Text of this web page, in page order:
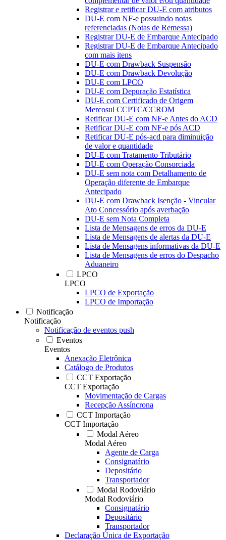
Registrar e retificar DU-E com atributos
DU-E com NF-e possuindo notas
referenciadas (Notas de Remessa)
Registrar DU-E de Embarque Antecipado
Registrar DU-E de Embarque Antecipado
com mais itens
DU-E com Drawback Suspensão
DU-E com Drawback Devolução
DU-E com LPCO
DU-E com Depuração Estatística
DU-E com Certificado de Origem
Mercosul CCPTC/CCROM
Retificar DU-E com NF-e Antes do ACD
Retificar DU-E com NF-e pós ACD
Retificar DU-E pós-acd para diminuição
de valor e quantidade
DU-E com Tratamento Tributário
DU-E com Operação Consorciada
DU-E sem nota com Detalhamento de
Operação diferente de Embarque
Antecipado
DU-E com Drawback Isenção - Vincular
Ato Concessório após averbação
DU-E sem Nota Completa
Lista de Mensagens de erros da DU-E
Lista de Mensagens de alertas da DU-E
Lista de Mensagens informativas da DU-E
Lista de Mensagens de erros do Despacho
Aduaneiro
LPCO
LPCO
LPCO de Exportação
LPCO de Importação
Notificação
Notificação
Notificação de eventos push
Eventos
Eventos
Anexação Eletrônica
Catálogo de Produtos
CCT Exportação
CCT Exportação
Movimentação de Cargas
Recepção Assíncrona
CCT Importação
CCT Importação
Modal Aéreo
Modal Aéreo
Agente de Carga
Consignatário
Depositário
Transportador
Modal Rodoviário
Modal Rodoviário
Consignatário
Depositário
Transportador
Declaração Única de Exportação